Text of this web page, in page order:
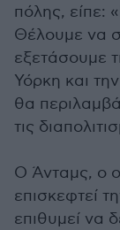
πόλης, είπε:
Θέλουμε να
εξετάσουμε
Υόρκη και
θα
τις
Ο Άνταμς, ο
επισκεφτεί
επιθυμεί να